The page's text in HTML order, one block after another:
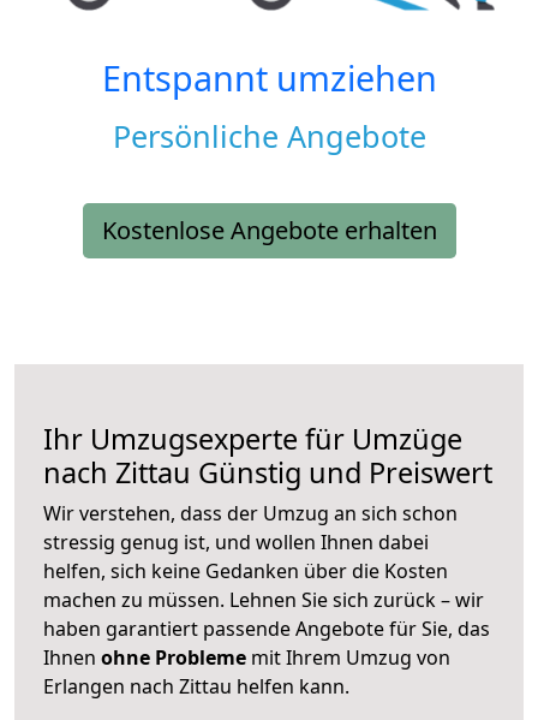
Entspannt umziehen
Persönliche Angebote
Kostenlose Angebote erhalten
Ihr Umzugsexperte für Umzüge
nach Zittau Günstig und Preiswert
Wir verstehen, dass der Umzug an sich schon
stressig genug ist, und wollen Ihnen dabei
helfen, sich keine Gedanken über die Kosten
machen zu müssen. Lehnen Sie sich zurück – wir
haben garantiert passende Angebote für Sie, das
Ihnen ohne Probleme mit Ihrem Umzug von
Erlangen nach Zittau helfen kann.